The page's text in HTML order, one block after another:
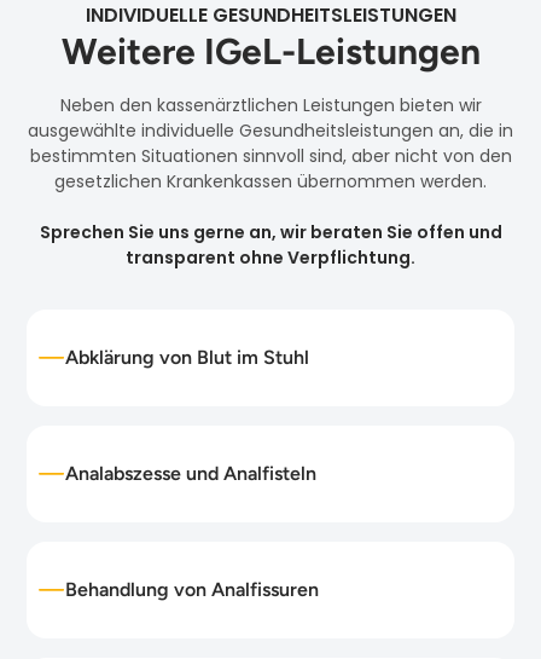
INDIVIDUELLE GESUNDHEITSLEISTUNGEN
Weitere IGeL-Leistungen
Neben den kassenärztlichen Leistungen bieten wir
ausgewählte individuelle Gesundheitsleistungen an, die in
bestimmten Situationen sinnvoll sind, aber nicht von den
gesetzlichen Krankenkassen übernommen werden.
Sprechen Sie uns gerne an, wir beraten Sie offen und
transparent ohne Verpflichtung.
Abklärung von Blut im Stuhl
Analabszesse und Analfisteln
Behandlung von Analfissuren